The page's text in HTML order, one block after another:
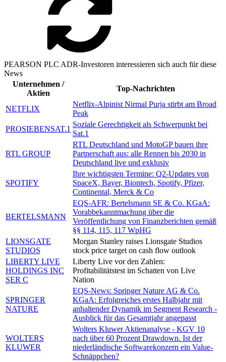
PEARSON PLC ADR-Investoren interessieren sich auch für diese
News
Unternehmen /
Aktien
Top-Nachrichten
NETFLIX
Netflix-Alpinist Nirmal Purja stirbt am Broad
Peak
PROSIEBENSAT.1
Soziale Gerechtigkeit als Schwerpunkt bei
Sat.1
RTL GROUP
RTL Deutschland und MotoGP bauen ihre
Partnerschaft aus: alle Rennen bis 2030 in
Deutschland live und exklusiv
SPOTIFY
Ihre wichtigsten Termine: Q2-Updates von
SpaceX, Bayer, Biontech, Spotify, Pfizer,
Continental, Merck & Co
BERTELSMANN
EQS-AFR: Bertelsmann SE & Co. KGaA:
Vorabbekanntmachung über die
Veröffentlichung von Finanzberichten gemäß
§§ 114, 115, 117 WpHG
LIONSGATE
STUDIOS
Morgan Stanley raises Lionsgate Studios
stock price target on cash flow outlook
LIBERTY LIVE
HOLDINGS INC
SER C
Liberty Live vor den Zahlen:
Profitabilitätstest im Schatten von Live
Nation
SPRINGER
NATURE
EQS-News: Springer Nature AG & Co.
KGaA: Erfolgreiches erstes Halbjahr mit
anhaltender Dynamik im Segment Research -
Ausblick für das Gesamtjahr angepasst
WOLTERS
KLUWER
Wolters Kluwer Aktienanalyse - KGV 10
nach über 60 Prozent Drawdown. Ist der
niederländische Softwarekonzern ein Value-
Schnäppchen?